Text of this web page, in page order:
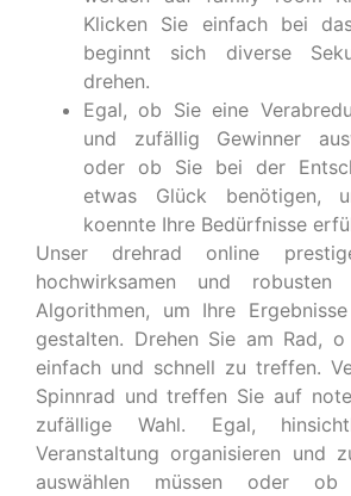
Klicken Sie einfach bei
beginnt sich diverse
drehen.
Egal, ob Sie eine
und zufällig Gewinner
oder ob Sie bei der
etwas Glück benötigen,
koennte Ihre Bedürfnisse
Unser drehrad online
hochwirksamen und robusten
Algorithmen, um Ihre
gestalten. Drehen Sie am Rad, o
einfach und schnell zu treffen.
Spinnrad und treffen Sie auf
zufällige Wahl. Egal,
Veranstaltung organisieren und
auswählen müssen oder